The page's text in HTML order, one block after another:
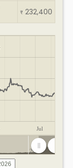
₹ 232,400
Jul
2025